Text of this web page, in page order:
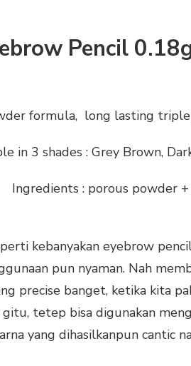
Pencil
formula, long lasting
in 3 shades : Grey Brown,
Ingredients : porous powder
kebanyakan eyebrow
pun nyaman. Nah
precise banget, ketika kita
tetep bisa digunakan
yang dihasilkanpun cantic